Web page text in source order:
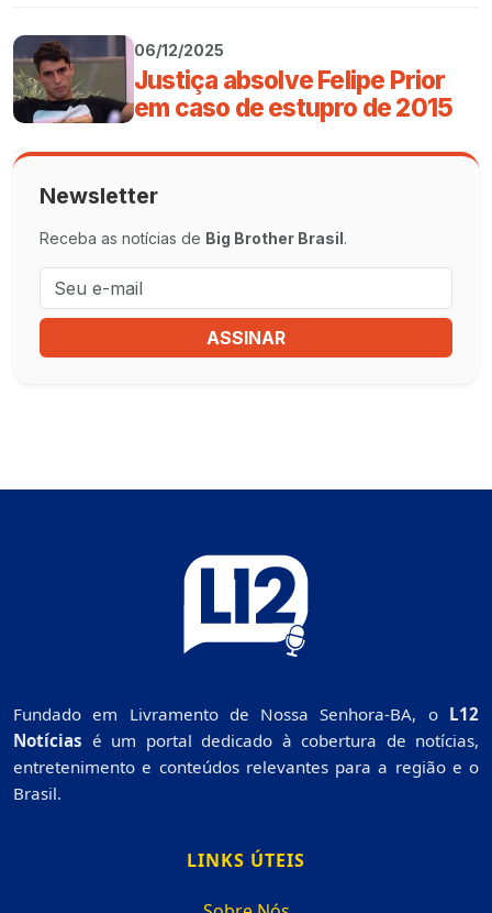
06/12/2025
Justiça absolve Felipe Prior
em caso de estupro de 2015
Newsletter
Receba as notícias de Big Brother Brasil.
ASSINAR
Fundado em Livramento de Nossa Senhora-BA, o L12
Notícias é um portal dedicado à cobertura de notícias,
entretenimento e conteúdos relevantes para a região e o
Brasil.
LINKS ÚTEIS